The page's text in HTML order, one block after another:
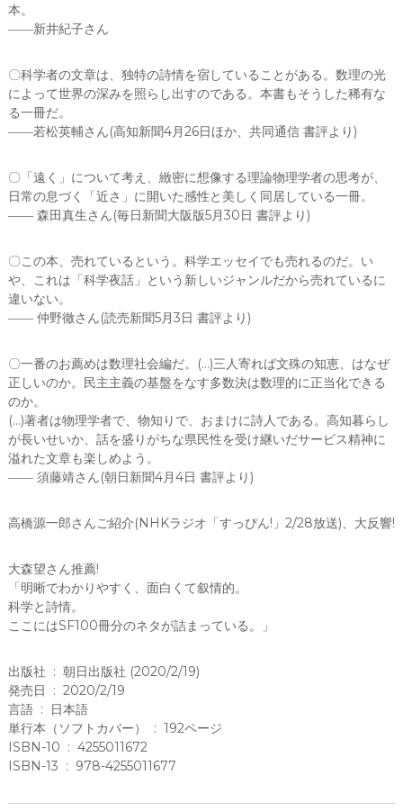
さ
な
異
/
全
(
朝
日
版
社
)
個
本。
――新井紀子さん
〇科学者の文章は、独特の詩情を宿していることがある。数理の光
によって世界の深みを照らし出すのである。本書もそうした稀有な
る一冊だ。
――若松英輔さん(高知新聞4月26日ほか、共同通信 書評より)
〇「遠く」について考え、緻密に想像する理論物理学者の思考が、
日常の息づく「近さ」に開いた感性と美しく同居している一冊。
―― 森田真生さん(毎日新聞大阪版5月30日 書評より)
〇この本、売れているという。科学エッセイでも売れるのだ。い
や、これは「科学夜話」という新しいジャンルだから売れているに
違いない。
―― 仲野徹さん(読売新聞5月3日 書評より)
〇一番のお薦めは数理社会編だ。(…)三人寄れば文殊の知恵、はなぜ
正しいのか。民主主義の基盤をなす多数決は数理的に正当化できる
のか。
(…)著者は物理学者で、物知りで、おまけに詩人である。高知暮らし
が長いせいか、話を盛りがちな県民性を受け継いだサービス精神に
溢れた文章も楽しめよう。
―― 須藤靖さん(朝日新聞4月4日 書評より)
高橋源一郎さんご紹介(NHKラジオ「すっぴん!」2/28放送)、大反響!
大森望さん推薦!
「明晰でわかりやすく、面白くて叙情的。
科学と詩情。
ここにはSF100冊分のネタが詰まっている。」
出版社 ‏ : ‎ 朝日出版社 (2020/2/19)
発売日 ‏ : ‎ 2020/2/19
言語 ‏ : ‎ 日本語
単行本（ソフトカバー） ‏ : ‎ 192ページ
ISBN-10 ‏ : ‎ 4255011672
ISBN-13 ‏ : ‎ 978-4255011677